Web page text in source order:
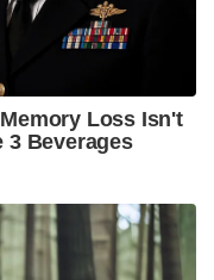
ചാഹൻ
തമ്മിൽ
പരന്നത്. 2020
ക്രിക്കറ്റ്
ചാഹൽ
തന്നെ